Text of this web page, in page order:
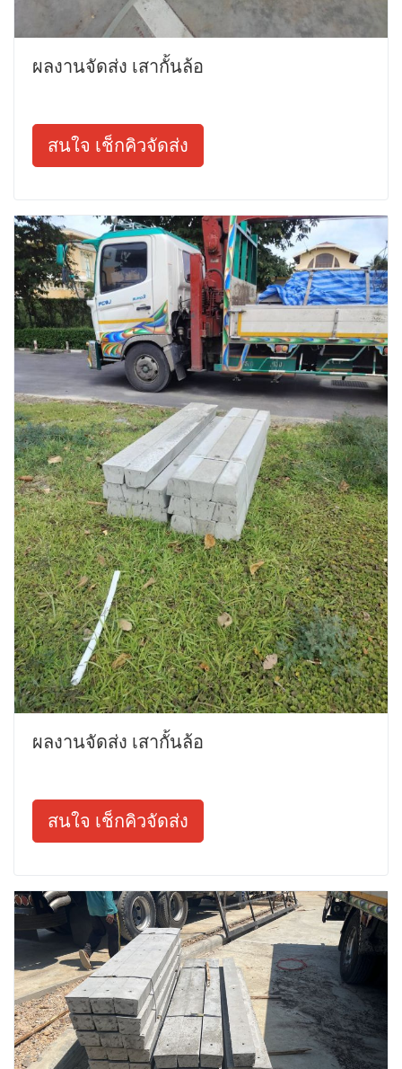
ผลงานจัดส่ง เสากั้นล้อ
สนใจ เช็กคิวจัดส่ง
ผลงานจัดส่ง เสากั้นล้อ
สนใจ เช็กคิวจัดส่ง